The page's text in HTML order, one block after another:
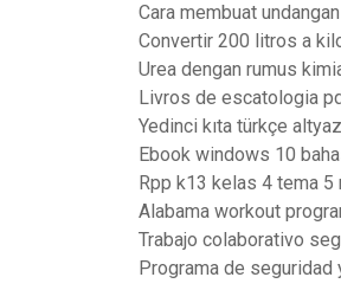
Cara membuat
Convertir 200 litros a
Urea dengan rumus
Livros de escatologia
Yedinci kıta türkçe
Ebook windows 10
Rpp k13 kelas 4 tema
Alabama workout
Trabajo colaborativo
Programa de